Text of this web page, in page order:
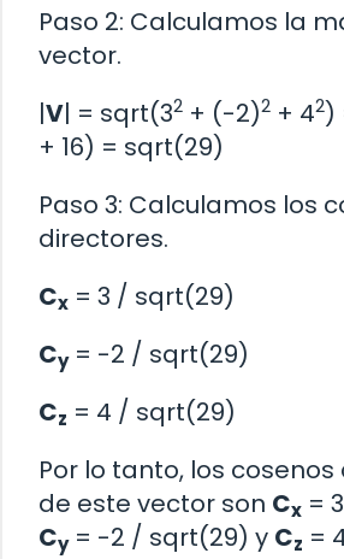
Paso 2: Calculamos la
vector.
|V| = sqrt(32 + (-2)2 + 42)
+ 16) = sqrt(29)
Paso 3: Calculamos los
directores.
Cx = 3 / sqrt(29)
Cy= -2 / sqrt(29)
Cz = 4 / sqrt(29)
Por lo tanto, los
de este vector son Cx =
Cy= -2 / sqrt(29) y Cz =